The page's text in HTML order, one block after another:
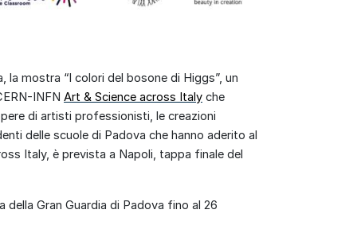
la mostra “I colori del bosone di Higgs”, un
INFN Art & Science across Italy che
di artisti professionisti, le creazioni
delle scuole di Padova che hanno aderito al
Italy, è prevista a Napoli, tappa finale del
della Gran Guardia di Padova fino al 26